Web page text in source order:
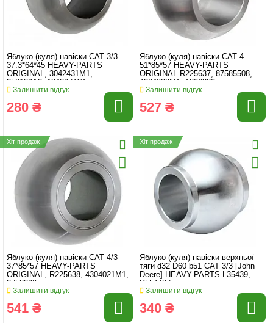
Яблуко (куля) навіски CAT 3/3
37.3*64*45 HEAVY-PARTS
ORIGINAL, 3042431M1,
359189A2, 1348074C1
Залишити відгук
280 ₴
Яблуко (куля) навіски CAT 4
51*85*57 HEAVY-PARTS
ORIGINAL R225637, 87585508,
4304022M1, 1306330
Залишити відгук
527 ₴
Хіт продаж
Яблуко (куля) навіски CAT 4/3
37*85*57 HEAVY-PARTS
ORIGINAL, R225638, 4304021M1,
8758809
Залишити відгук
541 ₴
Хіт продаж
Яблуко (куля) навіски верхньої
тяги d32 D60 b51 CAT 3/3 [John
Deere] HEAVY-PARTS L35439,
R554487
Залишити відгук
340 ₴